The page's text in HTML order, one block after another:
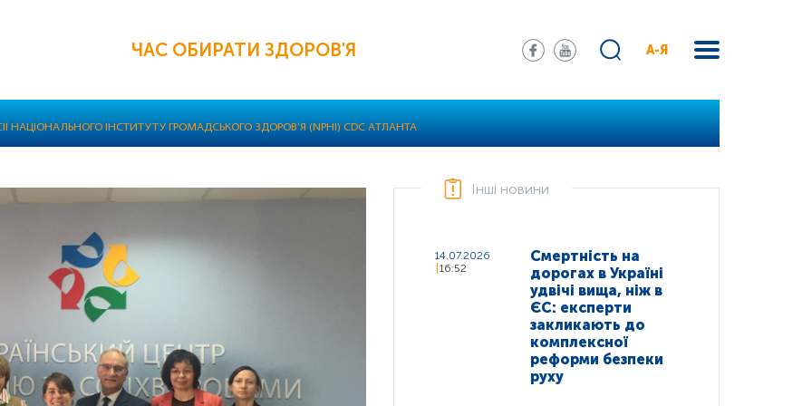
ЧАС ОБИРАТИ ЗДОРОВ'Я А-Я
НАЦІОНАЛЬНОГО ІНСТИТУТУ ГРОМАДСЬКОГО ЗДОРОВ’Я (NPHI) СDC АТЛАНТА
Інші новини
14.07.2026
16:52
Смертність на
дорогах в Україні
удвічі вища, ніж в
ЄС: експерти
закликають до
комплексної
реформи безпеки
руху